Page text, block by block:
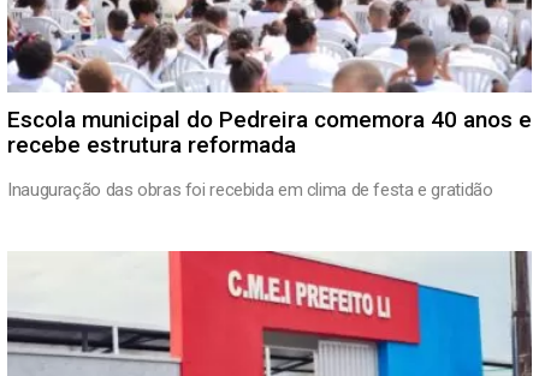
Escola municipal do Pedreira comemora 40 anos e
recebe estrutura reformada
Inauguração das obras foi recebida em clima de festa e gratidão